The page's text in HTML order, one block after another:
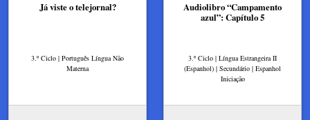
Já viste o telejornal?
3.º Ciclo | Português Língua Não
Materna
Audiolibro “Campamento
azul”: Capítulo 5
3.º Ciclo | Língua Estrangeira II
(Espanhol) | Secundário | Espanhol
Iniciação